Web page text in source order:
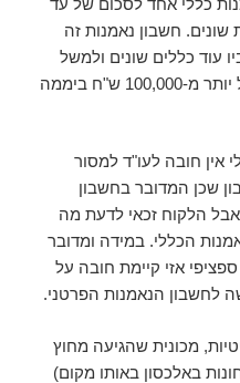
שונים. חשבון נאמנות זה
עוד כללים שונים ולמשל
שאסור לבצע בו פעולות בשווי של יותר מ-100,000 ש"ח ביממה
אין חובה לעו"ד למסור
שכן המדובר בחשבון
הלקוח זכאי לדעת מה
הכללי. במידה ומדובר
אזי קיימת חובה על
לחשבון הנאמנות הפרטני.
מכונית שהגיעה מחוץ
באלכסון באותו מקום)